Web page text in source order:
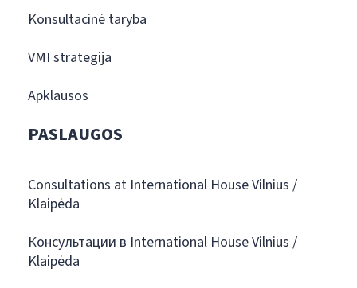
Konsultacinė taryba
VMI strategija
Apklausos
PASLAUGOS
Consultations at International House Vilnius /
Klaipėda
Консультации в International House Vilnius /
Klaipėda